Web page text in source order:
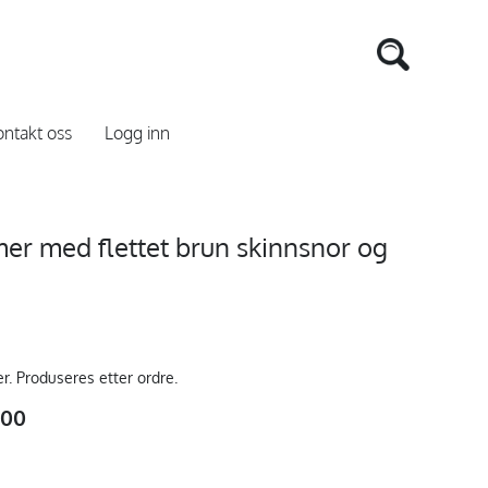
oss Logg inn
med flettet brun skinnsnor og
Produseres etter ordre.